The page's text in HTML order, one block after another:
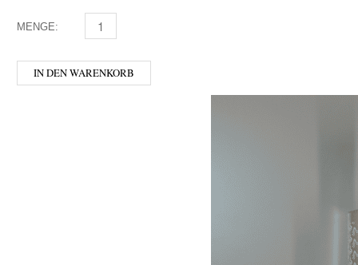
MENGE: STARWARD - BOTRYTIS CASK MENGE
IN DEN WARENKORB